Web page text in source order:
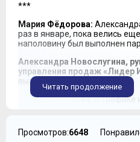
***
Мария Фёдорова:
раз в январе, пока велись
наполовину был выполнен
Александра Новослугина,
управления продаж «Лидер
выходим на 13 полный.
Мария Фёдорова:В графике
на второй квартал 2019
выдать ключи до конца
Читать продолжение
Просмотров:6648